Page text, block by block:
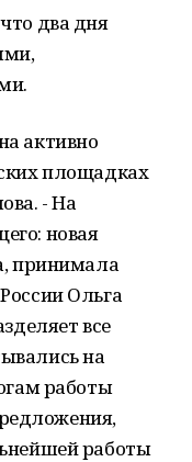
два дня
активно
площадках
- На
новая
принимала
Ольга
все
на
работы
работы